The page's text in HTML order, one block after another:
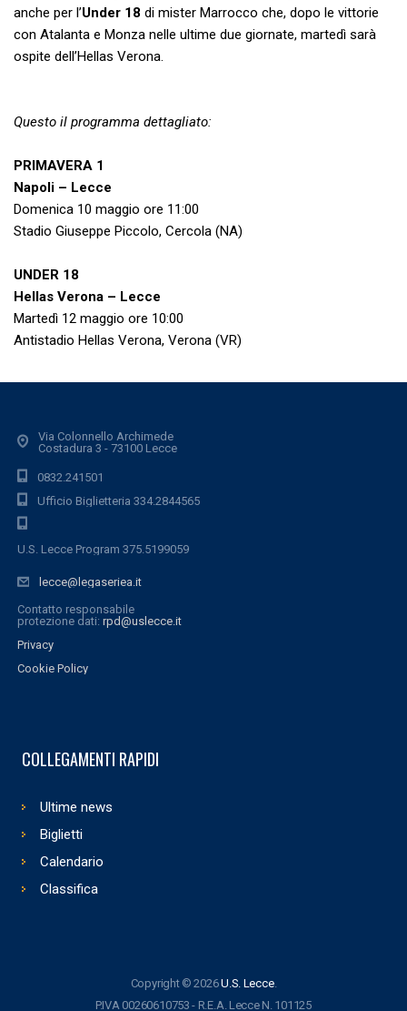
anche per l’Under 18 di mister Marrocco che, dopo le vittorie
con Atalanta e Monza nelle ultime due giornate, martedì sarà
ospite dell’Hellas Verona.
Questo il programma dettagliato:
PRIMAVERA 1
Napoli – Lecce
Domenica 10 maggio ore 11:00
Stadio Giuseppe Piccolo, Cercola (NA)
UNDER 18
Hellas Verona – Lecce
Martedì 12 maggio ore 10:00
Antistadio Hellas Verona, Verona (VR)
Via Colonnello Archimede
Costadura 3 - 73100 Lecce
0832.241501
Ufficio Biglietteria 334.2844565
U.S. Lecce Program 375.5199059
lecce@legaseriea.it
Contatto responsabile
protezione dati: rpd@uslecce.it
Privacy
Cookie Policy
COLLEGAMENTI RAPIDI
Ultime news
Biglietti
Calendario
Classifica
Copyright © 2026U.S. Lecce.
P.IVA 00260610753 - R.E.A. Lecce N. 101125